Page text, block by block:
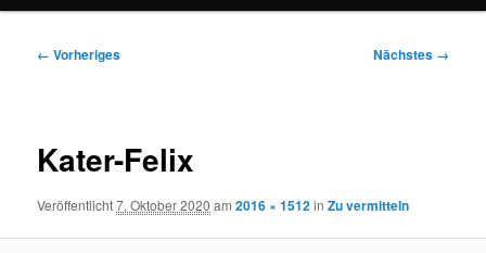
Bilder-
← Vorheriges Nächstes →
Kater-Felix
Veröffentlicht7. Oktober 2020 am2016 × 1512inZu vermitteln